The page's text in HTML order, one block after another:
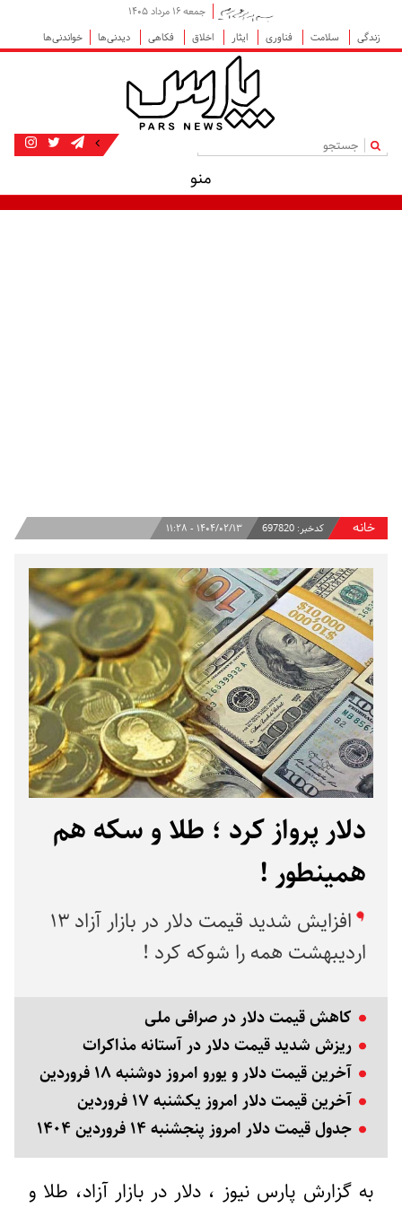
جمعه ۱۶ مرداد ۱۴۰۵
زندگی
سلامت فناوری ایثار اخلاق فکاهی دیدنی‌ها خواندنی‌ها
|
منو
خانه کدخبر: 697820 ۱۴۰۴/۰۲/۱۳ - ۱۱:۲۸
دلار پرواز کرد ؛ طلا و سکه هم
همینطور !
افزایش شدید قیمت دلار در بازار آزاد ۱۳
اردیبهشت همه را شوکه کرد !
کاهش قیمت دلار در صرافی ملی
ریزش شدید قیمت دلار در آستانه مذاکرات
آخرین قیمت دلار و یورو امروز دوشنبه ۱۸ فروردین
آخرین قیمت دلار امروز یکشنبه ۱۷ فروردین
جدول قیمت دلار امروز پنجشنبه ۱۴ فروردین ۱۴۰۴
به گزارش پارس نیوز ، دلار در بازار آزاد، طلا و